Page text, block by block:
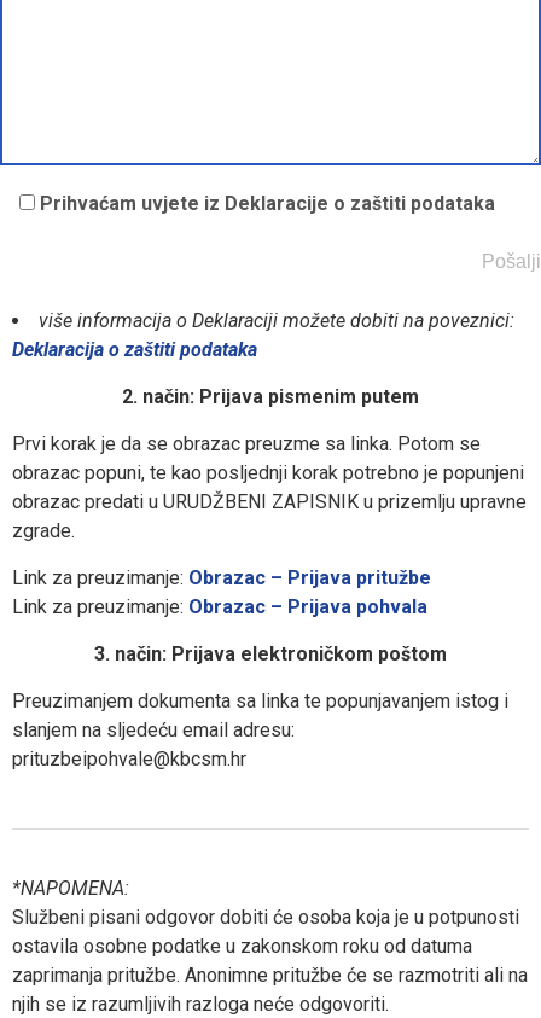
Prihvaćam uvjete iz Deklaracije o zaštiti podataka
više informacija o Deklaraciji možete dobiti na poveznici:
Deklaracija o zaštiti podataka
2. način: Prijava pismenim putem
Prvi korak je da se obrazac preuzme sa linka. Potom se
obrazac popuni, te kao posljednji korak potrebno je popunjeni
obrazac predati u URUDŽBENI ZAPISNIK u prizemlju upravne
zgrade.
Link za preuzimanje: Obrazac – Prijava pritužbe
Link za preuzimanje: Obrazac – Prijava pohvala
3. način: Prijava elektroničkom poštom
Preuzimanjem dokumenta sa linka te popunjavanjem istog i
slanjem na sljedeću email adresu:
prituzbeipohvale@kbcsm.hr
*NAPOMENA:
Službeni pisani odgovor dobiti će osoba koja je u potpunosti
ostavila osobne podatke u zakonskom roku od datuma
zaprimanja pritužbe. Anonimne pritužbe će se razmotriti ali na
njih se iz razumljivih razloga neće odgovoriti.